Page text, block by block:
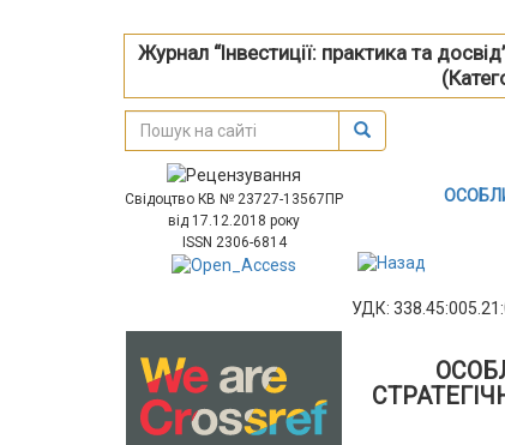
Журнал “Інвестиції: практика та
Свідоцтво КВ № 23727-13567ПР
від 17.12.2018 року
ISSN 2306-6814
УДК: